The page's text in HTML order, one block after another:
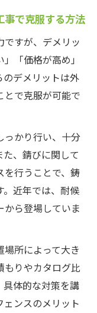
事で克服する方法
すが、デメリッ
「価格が高め」
のデメリットは外
とで克服が可能で
っかり行い、十分
、錆びに関して
を行うことで、鋳
近年では、耐候
ら登場していま
所によって大き
もりやカタログ比
体的な対策を講
ンスのメリット